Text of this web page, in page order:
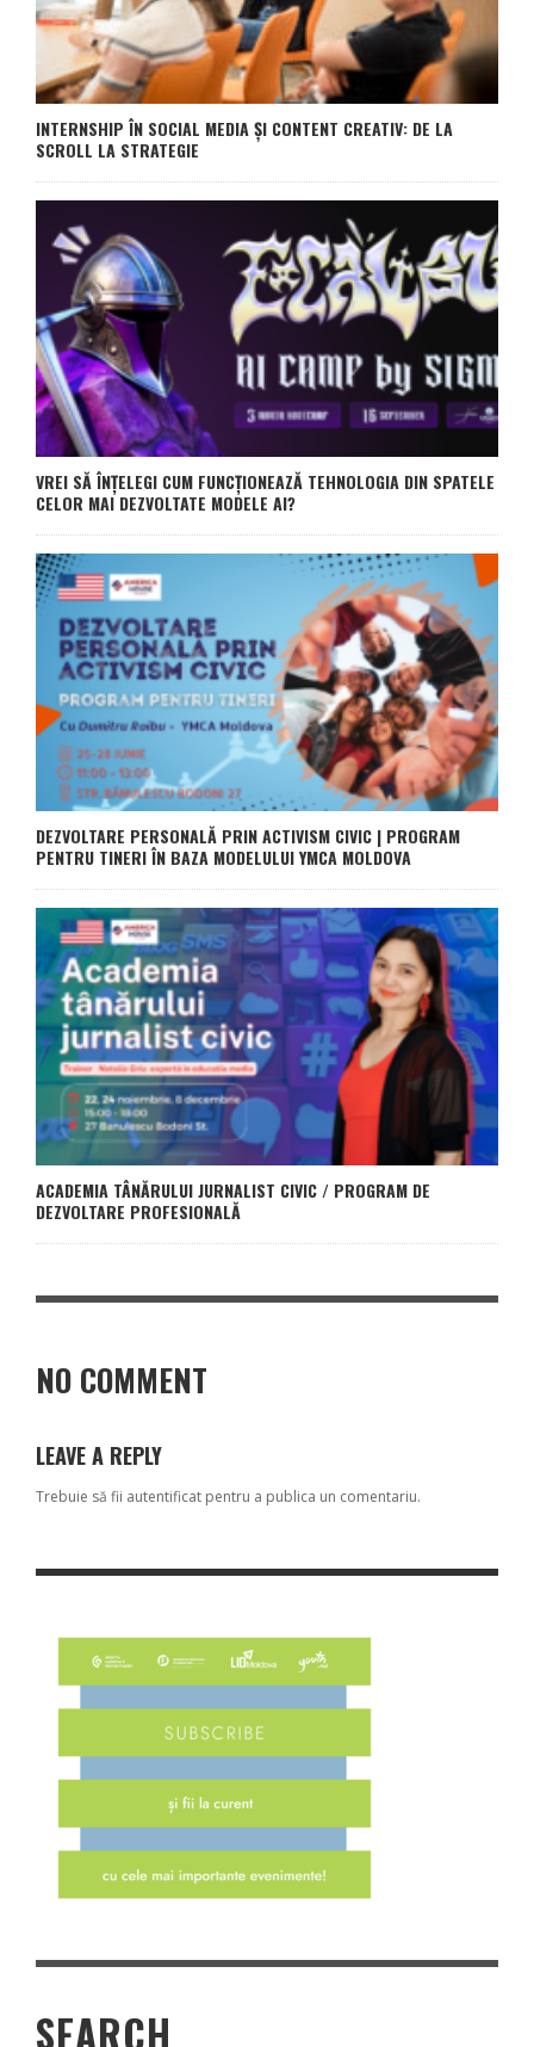
INTERNSHIP ÎN SOCIAL MEDIA ȘI CONTENT CREATIV: DE LA
SCROLL LA STRATEGIE
VREI SĂ ÎNȚELEGI CUM FUNCȚIONEAZĂ TEHNOLOGIA DIN SPATELE
CELOR MAI DEZVOLTATE MODELE AI?
DEZVOLTARE PERSONALĂ PRIN ACTIVISM CIVIC | PROGRAM
PENTRU TINERI ÎN BAZA MODELULUI YMCA MOLDOVA
ACADEMIA TÂNĂRULUI JURNALIST CIVIC / PROGRAM DE
DEZVOLTARE PROFESIONALĂ
NO COMMENT
LEAVE A REPLY
Trebuie să fii autentificat pentru a publica un comentariu.
SEARCH